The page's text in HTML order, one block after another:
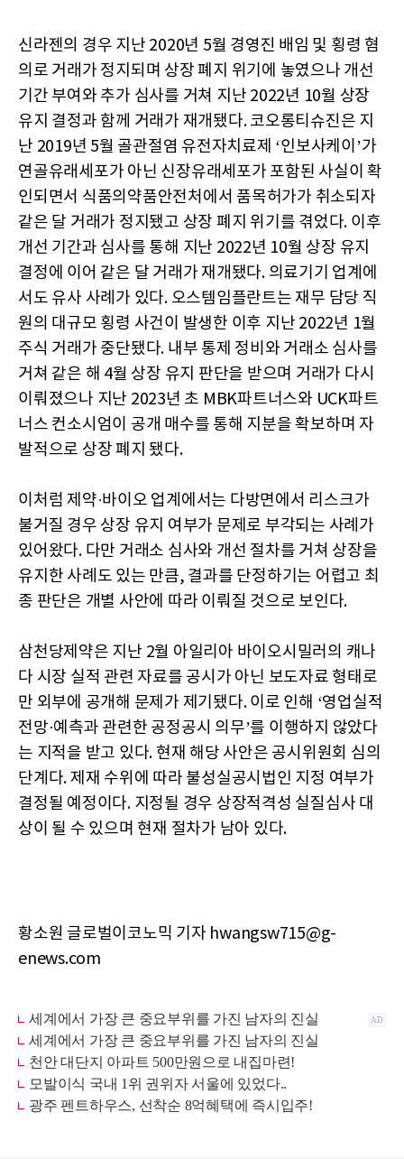
신라젠의 경우 지난 2020년 5월 경영진 배임 및 횡령 혐
의로 거래가 정지되며 상장 폐지 위기에 놓였으나 개선
기간 부여와 추가 심사를 거쳐 지난 2022년 10월 상장
유지 결정과 함께 거래가 재개됐다. 코오롱티슈진은 지
난 2019년 5월 골관절염 유전자치료제 ‘인보사케이’가
연골유래세포가 아닌 신장유래세포가 포함된 사실이 확
인되면서 식품의약품안전처에서 품목허가가 취소되자
같은 달 거래가 정지됐고 상장 폐지 위기를 겪었다. 이후
개선 기간과 심사를 통해 지난 2022년 10월 상장 유지
결정에 이어 같은 달 거래가 재개됐다. 의료기기 업계에
서도 유사 사례가 있다. 오스템임플란트는 재무 담당 직
원의 대규모 횡령 사건이 발생한 이후 지난 2022년 1월
주식 거래가 중단됐다. 내부 통제 정비와 거래소 심사를
거쳐 같은 해 4월 상장 유지 판단을 받으며 거래가 다시
이뤄졌으나 지난 2023년 초 MBK파트너스와 UCK파트
너스 컨소시엄이 공개 매수를 통해 지분을 확보하며 자
발적으로 상장 폐지 됐다.
이처럼 제약·바이오 업계에서는 다방면에서 리스크가
불거질 경우 상장 유지 여부가 문제로 부각되는 사례가
있어왔다. 다만 거래소 심사와 개선 절차를 거쳐 상장을
유지한 사례도 있는 만큼, 결과를 단정하기는 어렵고 최
종 판단은 개별 사안에 따라 이뤄질 것으로 보인다.
삼천당제약은 지난 2월 아일리아 바이오시밀러의 캐나
다 시장 실적 관련 자료를 공시가 아닌 보도자료 형태로
만 외부에 공개해 문제가 제기됐다. 이로 인해 ‘영업실적
전망·예측과 관련한 공정공시 의무’를 이행하지 않았다
는 지적을 받고 있다. 현재 해당 사안은 공시위원회 심의
단계다. 제재 수위에 따라 불성실공시법인 지정 여부가
결정될 예정이다. 지정될 경우 상장적격성 실질심사 대
상이 될 수 있으며 현재 절차가 남아 있다.
황소원 글로벌이코노믹 기자 hwangsw715@g-
enews.com